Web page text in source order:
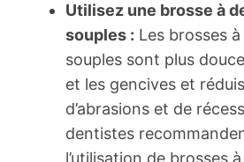
Utilisez une brosse à
souples : Les brosses
souples sont plus
et les gencives et
d’abrasions et de
dentistes
l’utilisation de brosses